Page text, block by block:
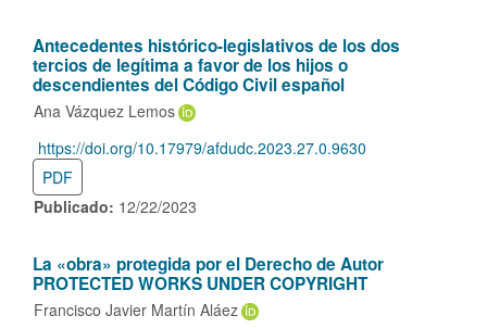
Antecedentes histórico-legislativos de los dos
tercios de legítima a favor de los hijos o
descendientes del Código Civil español
Ana Vázquez Lemos
https://doi.org/10.17979/afdudc.2023.27.0.9630
PDF
Publicado: 12/22/2023
La «obra» protegida por el Derecho de Autor
PROTECTED WORKS UNDER COPYRIGHT
Francisco Javier Martín Aláez